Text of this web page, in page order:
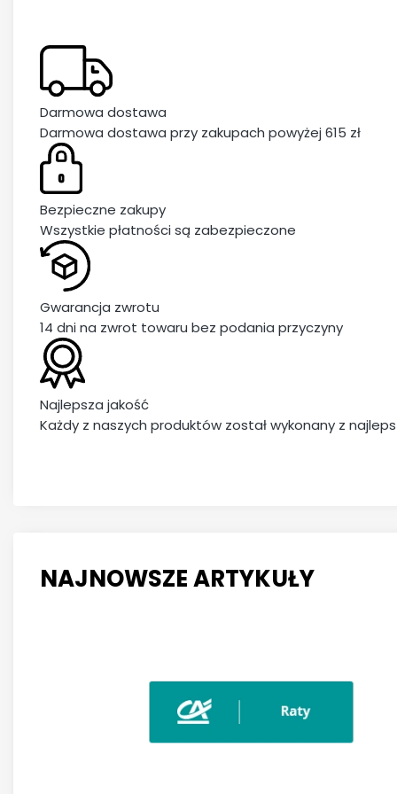
Darmowa dostawa
Darmowa dostawa przy zakupach powyżej 615 zł
Bezpieczne zakupy
Wszystkie płatności są zabezpieczone
Gwarancja zwrotu
14 dni na zwrot towaru bez podania przyczyny
Najlepsza jakość
Każdy z naszych produktów został wykonany z
NAJNOWSZE ARTYKUŁY